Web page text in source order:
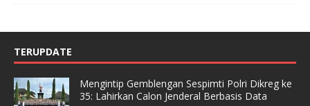
TERUPDATE
Mengintip Gemblengan Sespimti Polri Dikreg ke
35: Lahirkan Calon Jenderal Berbasis Data